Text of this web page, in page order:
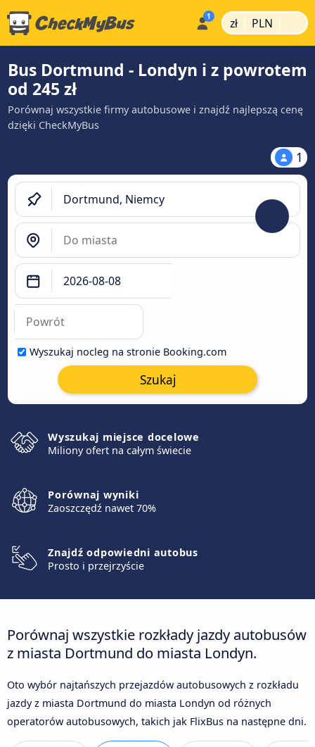
zł | PLN |
Bus Dortmund - Londyn i z powrotem
od 245 zł
Porównaj wszystkie firmy autobusowe i znajdź najlepszą cenę
dzięki CheckMyBus
1
Wyszukaj nocleg na stronie Booking.com
Szukaj
Wyszukaj miejsce docelowe
Miliony ofert na całym świecie
Porównaj wyniki
Zaoszczędź nawet 70%
Znajdź odpowiedni autobus
Prosto i przejrzyście
Porównaj wszystkie rozkłady jazdy autobusów
z miasta Dortmund do miasta Londyn.
Oto wybór najtańszych przejazdów autobusowych z rozkładu
jazdy z miasta Dortmund do miasta Londyn od różnych
operatorów autobusowych, takich jak FlixBus na następne dni.